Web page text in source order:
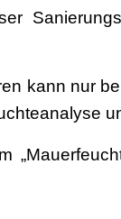
kann nur